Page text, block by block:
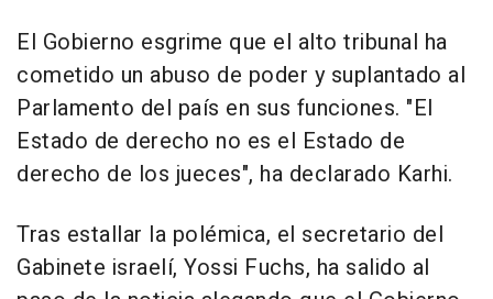
El Gobierno esgrime que el alto tribunal ha
cometido un abuso de poder y suplantado al
Parlamento del país en sus funciones. "El
Estado de derecho no es el Estado de
derecho de los jueces", ha declarado Karhi.
Tras estallar la polémica, el secretario del
Gabinete israelí, Yossi Fuchs, ha salido al